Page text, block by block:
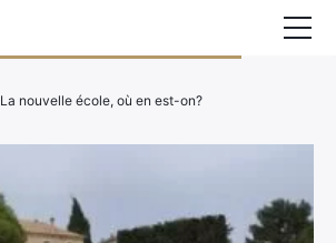
La nouvelle école, où en est-on?